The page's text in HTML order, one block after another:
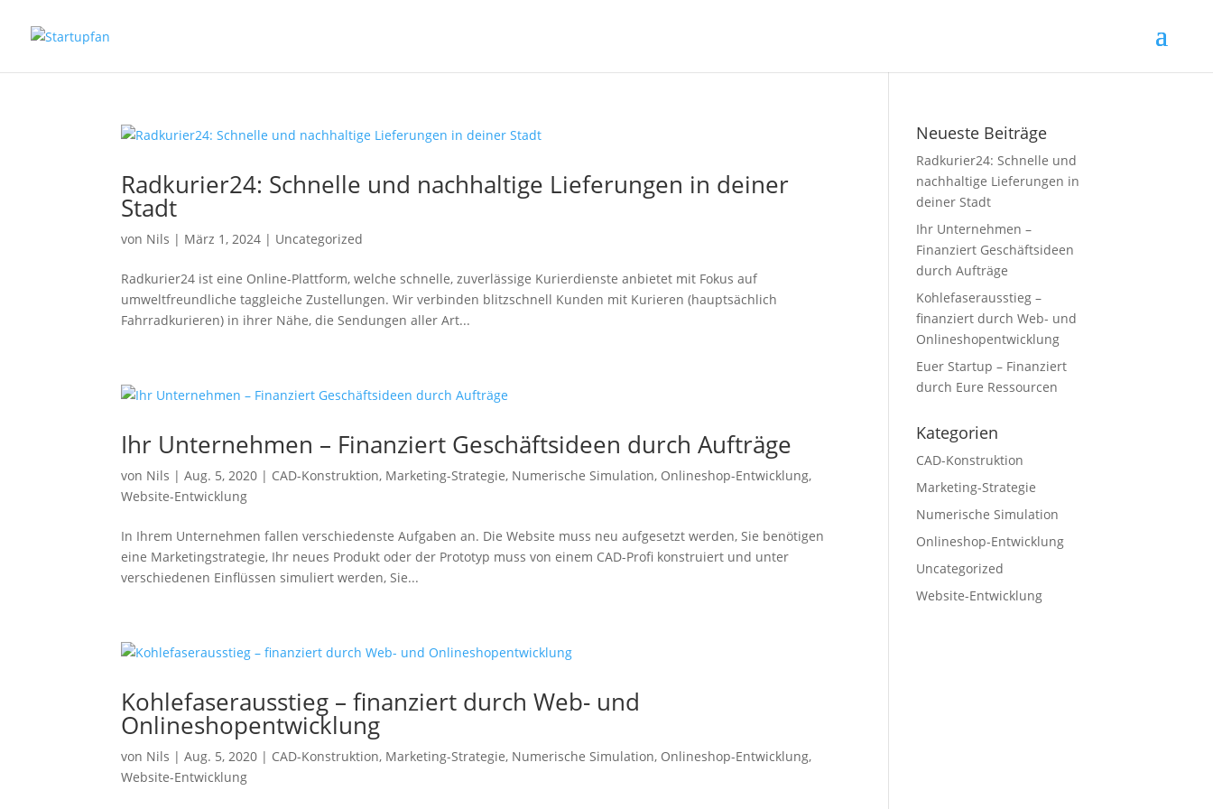
Radkurier24: Schnelle und nachhaltige Lieferungen in deiner
Stadt
von Nils | März 1, 2024 | Uncategorized
Radkurier24 ist eine Online-Plattform, welche schnelle, zuverlässige Kurierdienste anbietet mit Fokus auf
umweltfreundliche taggleiche Zustellungen. Wir verbinden blitzschnell Kunden mit Kurieren (hauptsächlich
Fahrradkurieren) in ihrer Nähe, die Sendungen aller Art...
Ihr Unternehmen – Finanziert Geschäftsideen durch Aufträge
von Nils |Aug. 5, 2020 | CAD-Konstruktion, Marketing-Strategie, Numerische Simulation, Onlineshop-Entwicklung,
Website-Entwicklung
In Ihrem Unternehmen fallen verschiedenste Aufgaben an. Die Website muss neu aufgesetzt werden, Sie benötigen
eine Marketingstrategie, Ihr neues Produkt oder der Prototyp muss von einem CAD-Profi konstruiert und unter
verschiedenen Einflüssen simuliert werden, Sie...
Kohlefaserausstieg – finanziert durch Web- und
Onlineshopentwicklung
von Nils |Aug. 5, 2020 | CAD-Konstruktion, Marketing-Strategie, Numerische Simulation, Onlineshop-Entwicklung,
Website-Entwicklung
Neueste Beiträge
Radkurier24: Schnelle und
nachhaltige Lieferungen in
deiner Stadt
Ihr Unternehmen –
Finanziert Geschäftsideen
durch Aufträge
Kohlefaserausstieg –
finanziert durch Web- und
Onlineshopentwicklung
Euer Startup – Finanziert
durch Eure Ressourcen
Kategorien
CAD-Konstruktion
Marketing-Strategie
Numerische Simulation
Onlineshop-Entwicklung
Uncategorized
Website-Entwicklung